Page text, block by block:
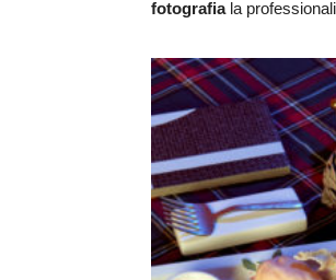
fotografiala